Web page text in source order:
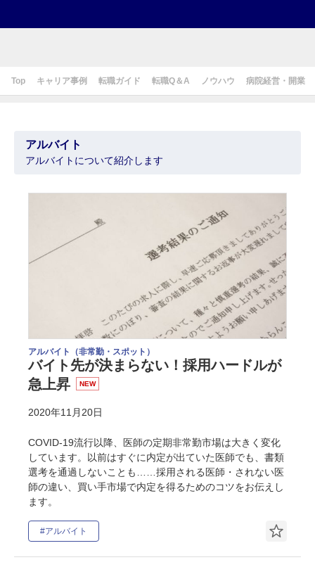
Top キャリア事例 転職ガイド 転職Q＆A ノウハウ 病院経営・開業
アルバイト
アルバイトについて紹介します
アルバイト（非常勤・スポット）
バイト先が決まらない！採用ハードルが
急上昇
NEW
2020年11月20日
COVID-19流行以降、医師の定期非常勤市場は大きく変化
しています。以前はすぐに内定が出ていた医師でも、書類
選考を通過しないことも……採用される医師・されない医
師の違い、買い手市場で内定を得るためのコツをお伝えし
ます。
#アルバイト